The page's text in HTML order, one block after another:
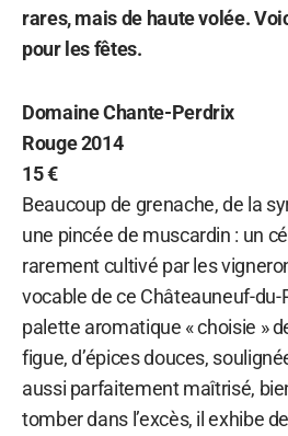
rares, mais de haute volée.
pour les fêtes.
Domaine Chante-Perdrix
Rouge 2014
15 €
Beaucoup de grenache, de la
une pincée de muscardin : un
rarement cultivé par les
vocable de ce Châteauneuf-du-
palette aromatique « choisie »
figue, d’épices douces,
aussi parfaitement maîtrisé,
tomber dans l’excès, il exhibe